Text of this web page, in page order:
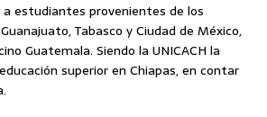
estudiantes provenientes de los
Tabasco y Ciudad de México,
Guatemala. Siendo la UNICACH la
superior en Chiapas, en contar